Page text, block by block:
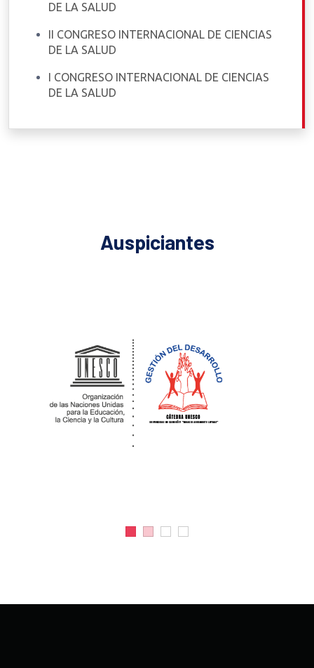
DE LA SALUD
II CONGRESO INTERNACIONAL DE CIENCIAS
DE LA SALUD
I CONGRESO INTERNACIONAL DE CIENCIAS
DE LA SALUD
Auspiciantes